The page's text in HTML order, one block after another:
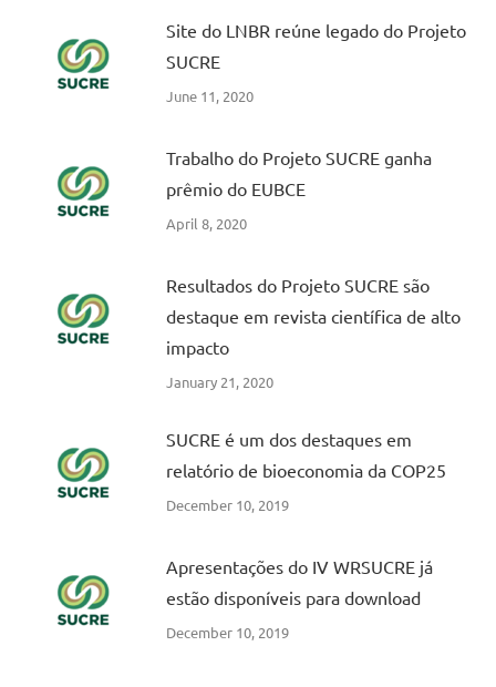
Site do LNBR reúne legado do Projeto
SUCRE
June 11, 2020
Trabalho do Projeto SUCRE ganha
prêmio do EUBCE
April 8, 2020
Resultados do Projeto SUCRE são
destaque em revista científica de alto
impacto
January 21, 2020
SUCRE é um dos destaques em
relatório de bioeconomia da COP25
December 10, 2019
Apresentações do IV WRSUCRE já
estão disponíveis para download
December 10, 2019